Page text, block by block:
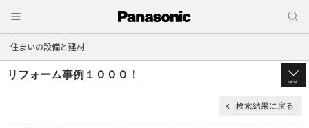
住まいの設備と建材
リフォーム事例１０００！
MENU
検索結果に戻る